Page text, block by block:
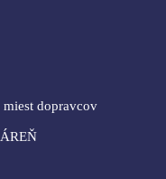
miest dopravcov